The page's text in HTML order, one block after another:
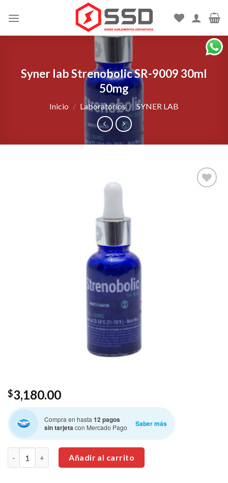
Syner lab Strenobolic SR-9009 30ml
50mg
Inicio / Laboratorios / SYNER LAB
$3,180.00
Compra en hasta 12 pagos
sin tarjetacon Mercado Pago Saber más
Añadir al carrito